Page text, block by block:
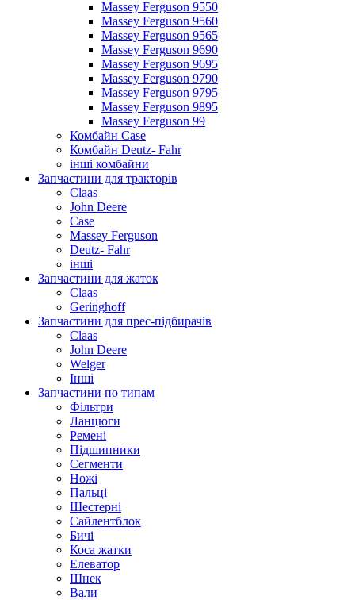
Massey Ferguson 9550
Massey Ferguson 9560
Massey Ferguson 9565
Massey Ferguson 9690
Massey Ferguson 9695
Massey Ferguson 9790
Massey Ferguson 9795
Massey Ferguson 9895
Massey Ferguson 99
Комбайн Case
Комбайн Deutz- Fahr
інші комбайни
Запчастини для тракторів
Claas
John Deere
Case
Massey Ferguson
Deutz- Fahr
інші
Запчастини для жаток
Claas
Geringhoff
Запчастини для прес-підбирачів
Claas
John Deere
Welger
Інші
Запчастини по типам
Фільтри
Ланцюги
Ремені
Підшипники
Сегменти
Ножі
Пальці
Шестерні
Сайлентблок
Бичі
Коса жатки
Елеватор
Шнек
Вали